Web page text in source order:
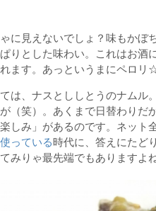
に見えないでしょ？味もかぼ
りとした味わい。これはお
ます。あっというまにペロリ
は、ナスとししとうのナム
（笑）。あくまで日替わりだ
しみ」があるのです。ネット
っている時代に、答えにたど
みりゃ最先端でもありますよ